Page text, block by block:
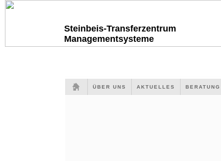
Steinbeis-Transferzentrum
Managementsysteme
ÜBER UNS AKTUELLES